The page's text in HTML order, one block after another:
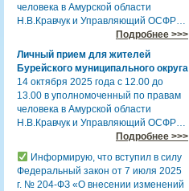
человека в Амурской области
Н.В.Кравчук и Управляющий ОСФР…
Подробнее >>>
Личный прием для жителей
Бурейского муниципального округа
14 октября 2025 года с 12.00 до
13.00 в уполномоченный по правам
человека в Амурской области
Н.В.Кравчук и Управляющий ОСФР…
Подробнее >>>
Информирую, что вступил в силу
Федеральный закон от 7 июля 2025
г. № 204-ФЗ «О внесении изменений